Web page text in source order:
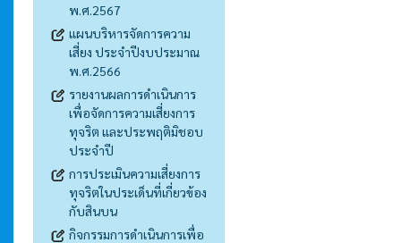
พ.ศ.2567
แผนบริหารจัดการความ
เสี่ยง ประจำปีงบประมาณ
พ.ศ.2566
รายงานผลการดำเนินการ
เพื่อจัดการความเสี่ยงการ
ทุจริต และประพฤติมิชอบ
ประจำปี
การประเมินความเสี่ยงการ
ทุจริตในประเด็นที่เกี่ยวข้อง
กับสินบน
กิจกรรมการดำเนินการเพื่อ